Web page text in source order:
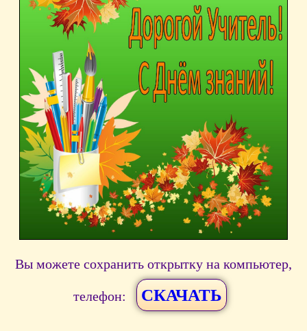
Вы можете сохранить открытку на компьютер,
телефон: СКАЧАТЬ